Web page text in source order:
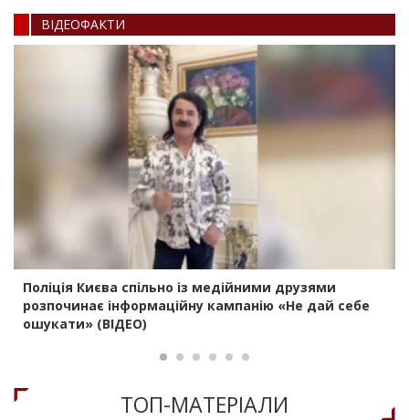
ВIДЕОФАКТИ
Поліція Києва спільно із медійними друзями
розпочинає інформаційну кампанію «Не дай себе
ошукати» (ВІДЕО)
ТОП-МАТЕРIАЛИ